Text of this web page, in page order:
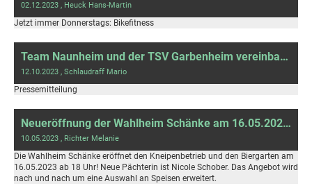
02.12.2023 , Heuck Hans-Martin
Jetzt immer Donnerstags: Bikefitness
Team Naunheim und der TSV Garbenheim vereinbaren Zusammenarbeit
12.10.2023 , Schlaudraff Mario
Pressemitteilung
Neueröffnung der Wahlheim Schänke am 16.05.2023!
10.05.2023 , Richter Melanie
Die Wahlheim Schänke eröffnet den Kneipenbetrieb und den Biergarten am
16.05.2023 ab 18 Uhr! Neue Pächterin ist Nicole Schober. Das Angebot wird
nach und nach um eine Auswahl an Speisen erweitert.